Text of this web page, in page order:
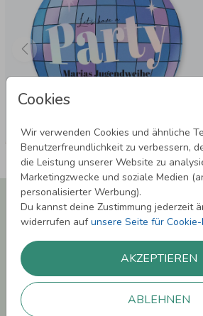
Cookies
Wir verwenden Cookies und ähnliche
Benutzerfreundlichkeit zu verbessern,
die Leistung unserer Website zu
Marketingzwecke und soziale Medien
personalisierter Werbung).
Du kannst deine Zustimmung jederzeit
widerrufen aufunsere Seite für
AKZEPTIEREN
ABLEHNEN
Newsletter abonnieren und
sichern!
Laufenden.